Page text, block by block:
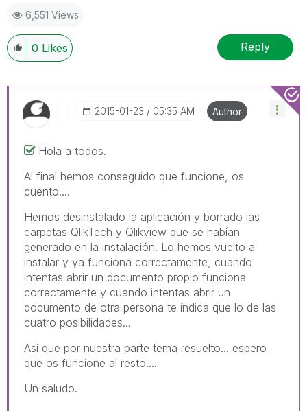
6,551 Views
0 Likes Reply
‎2015-01-23 05:35 AM Author
Hola a todos.
Al final hemos conseguido que funcione, os
cuento....
Hemos desinstalado la aplicación y borrado las
carpetas QlikTech y Qlikview que se habían
generado en la instalación. Lo hemos vuelto a
instalar y ya funciona correctamente, cuando
intentas abrir un documento propio funciona
correctamente y cuando intentas abrir un
documento de otra persona te indica que lo de las
cuatro posibilidades...
Así que por nuestra parte tema resuelto... espero
que os funcione al resto....
Un saludo.